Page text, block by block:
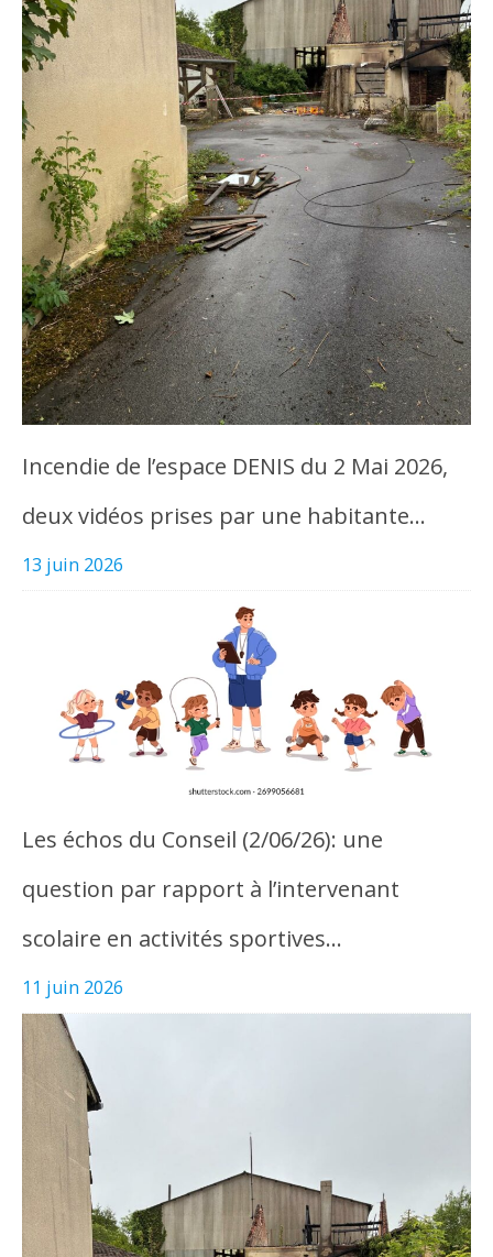
Incendie de l’espace DENIS du 2 Mai 2026,
deux vidéos prises par une habitante…
13 juin 2026
Les échos du Conseil (2/06/26): une
question par rapport à l’intervenant
scolaire en activités sportives…
11 juin 2026